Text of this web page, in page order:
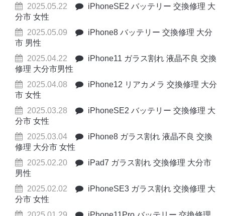
2025.05.22
iPhoneSE2 バッテリー 交換修理 大
分市 女性
2025.05.09
iPhone8 バッテリー 交換修理 大分
市 男性
2025.04.22
iPhone11 ガラス割れ 液晶不良 交換
修理 大分市男性
2025.04.08
iPhone12 リアカメラ 交換修理 大分
市 女性
2025.03.28
iPhoneSE2 バッテリー 交換修理 大
分市 女性
2025.03.04
iPhone8 ガラス割れ 液晶不良 交換
修理 大分市 女性
2025.02.20
iPad7 ガラス割れ 交換修理 大分市
男性
2025.02.02
iPhoneSE3 ガラス割れ 交換修理 大
分市 女性